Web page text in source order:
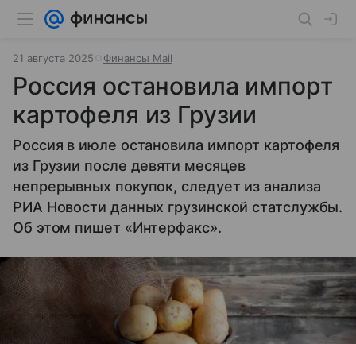
21 августа 2025 Финансы Mail
Россия остановила импорт
картофеля из Грузии
Россия в июле остановила импорт картофеля
из Грузии после девяти месяцев
непрерывных покупок, следует из анализа
РИА Новости данных грузинской статслужбы.
Об этом пишет «Интерфакс».